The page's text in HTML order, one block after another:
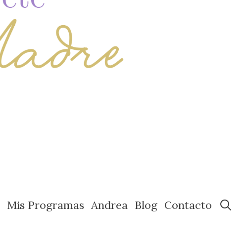
Mis Programas Andrea Blog Contacto